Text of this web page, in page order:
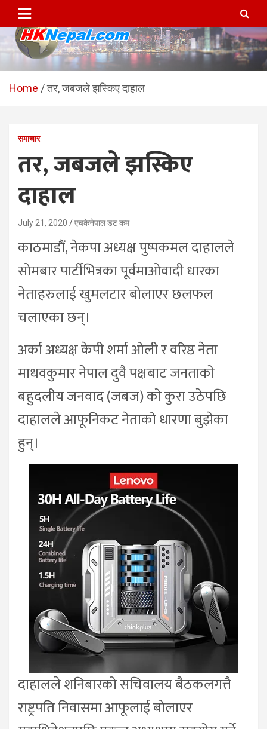
content
HKNepal.com – हङकङबाट
सञ्चालित पहिलो नेपाली अनलाईन
hknepal, hknepal.com, hk nepal, hk nepal com
Home तर, जबजले झस्किए दाहाल
समाचार
तर, जबजले झस्किए
दाहाल
July 21, 2020 एचकेनेपाल डट कम
काठमाडौं, नेकपा अध्यक्ष पुष्पकमल दाहालले
सोमबार पार्टीभित्रका पूर्वमाओवादी धारका
नेताहरुलाई खुमलटार बोलाएर छलफल
चलाएका छन्।
अर्का अध्यक्ष केपी शर्मा ओली र वरिष्ठ नेता
माधवकुमार नेपाल दुवै पक्षबाट जनताको
बहुदलीय जनवाद (जबज) को कुरा उठेपछि
दाहालले आफूनिकट नेताको धारणा बुझेका
हुन्।
दाहालले शनिबारको सचिवालय बैठकलगत्तै
राष्ट्रपति निवासमा आफूलाई बोलाएर